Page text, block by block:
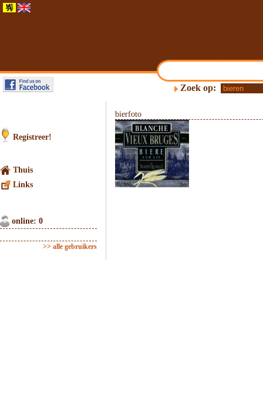
Zoek op:
Registreer!
Thuis
Links
online: 0
>> alle gebruikers
bierfoto